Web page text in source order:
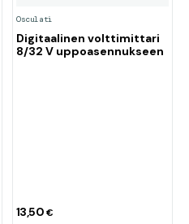
Osculati
Digitaalinen volttimittari
8/32 V uppoasennukseen
13,50 €